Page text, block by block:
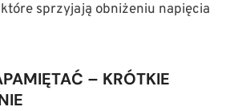
sprzyjają obniżeniu napięcia
– KRÓTKIE